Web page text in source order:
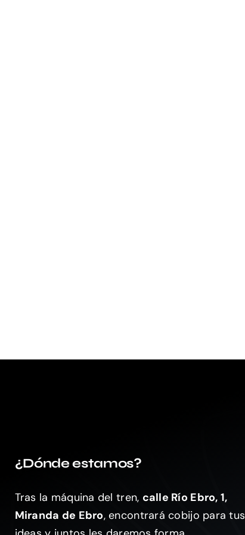
¿Dónde estamos?
Tras la máquina del tren, calle Río Ebro, 1,
Miranda de Ebro, encontrará cobijo para tus